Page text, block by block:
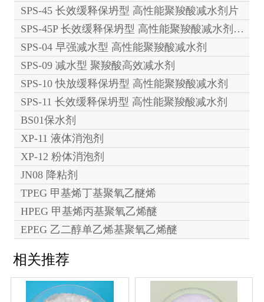
SPS-45 长效缓释保坍型 高性能聚羧酸减水剂片
SPS-45P 长效缓释保坍型 高性能聚羧酸减水剂粉剂
SPS-04 早强减水型 高性能聚羧酸减水剂
SPS-09 减水型 聚羧酸高效减水剂
SPS-10 快放缓释保坍型 高性能聚羧酸减水剂
SPS-11 长效缓释保坍型 高性能聚羧酸减水剂
BS01保水剂
XP-11 液体消泡剂
XP-12 粉体消泡剂
JN08 降粘剂
TPEG 甲基烯丁基聚氧乙醚烯
HPEG 甲基烯丙基聚氧乙烯醚
EPEG 乙二醇单乙烯基聚氧乙烯醚
相关推荐